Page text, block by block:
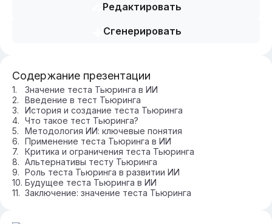
Редактировать
Сгенерировать
Содержание презентации
Значение теста Тьюринга в ИИ
Введение в тест Тьюринга
История и создание теста Тьюринга
Что такое тест Тьюринга?
Методология ИИ: ключевые понятия
Применение теста Тьюринга в ИИ
Критика и ограничения теста Тьюринга
Альтернативы тесту Тьюринга
Роль теста Тьюринга в развитии ИИ
Будущее теста Тьюринга в ИИ
Заключение: значение теста Тьюринга